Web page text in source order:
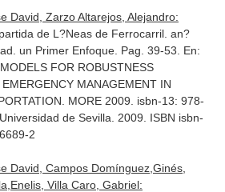
David, Zarzo Altarejos, Alejandro:
de L?Neas de Ferrocarril. an?
un Primer Enfoque. Pag. 39-53. En:
FOR ROBUSTNESS
MANAGEMENT IN
MORE 2009. isbn-13: 978-
Universidad de Sevilla. 2009. ISBN isbn-
2
David, Campos Domínguez,Ginés,
Villa Caro, Gabriel: